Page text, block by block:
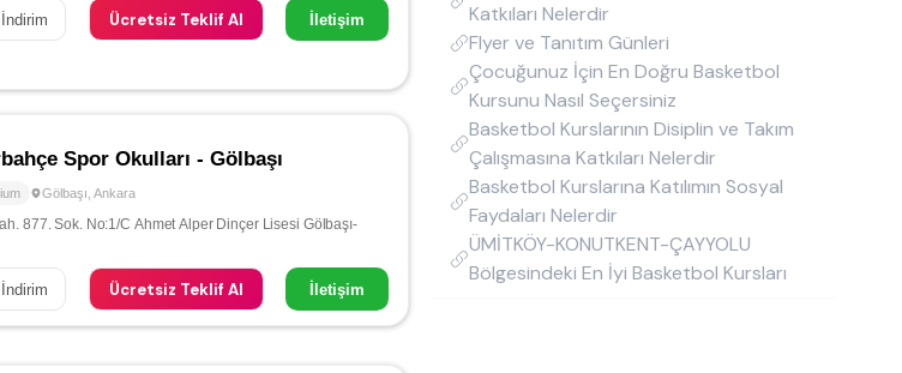
İndirim Ücretsiz Teklif Al İletişim
Spor Okulları - Gölbaşı
Gölbaşı ,Ankara
877. Sok. No:1/C Ahmet Alper Dinçer Lisesi Gölbaşı-
İndirim Ücretsiz Teklif Al İletişim
Katkıları Nelerdir
Flyer ve Tanıtım Günleri
Çocuğunuz İçin En Doğru Basketbol
Kursunu Nasıl Seçersiniz
Basketbol Kurslarının Disiplin ve Takım
Çalışmasına Katkıları Nelerdir
Basketbol Kurslarına Katılımın Sosyal
Faydaları Nelerdir
ÜMİTKÖY-KONUTKENT-ÇAYYOLU
Bölgesindeki En İyi Basketbol Kursları